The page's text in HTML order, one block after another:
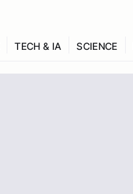
TECH & IA SCIENCE